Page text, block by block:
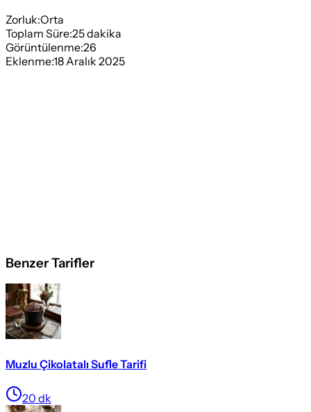
Zorluk:Orta
Toplam Süre:25dakika
Görüntülenme:26
Eklenme:18 Aralık 2025
Benzer Tarifler
Muzlu Çikolatalı Sufle Tarifi
20 dk